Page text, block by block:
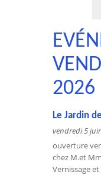
2026
Le Jardin
vendredi 5
ouverture
chez M.et
Vernissage